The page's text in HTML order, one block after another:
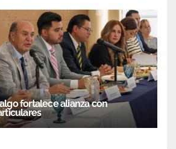
fortalece alianza con